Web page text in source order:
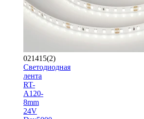
021415(2)
Светодиодная
лента
RT-
A120-
8mm
24V